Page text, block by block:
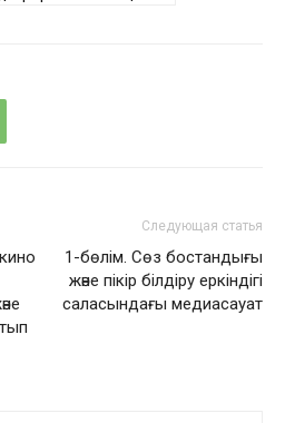
Следующая статья
1-бөлім. Сөз бостандығы
және пікір білдіру еркіндігі
саласындағы медиасауат